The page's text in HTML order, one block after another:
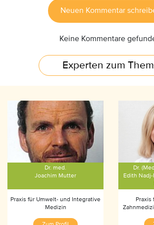
Neuen Kommentar
Keine Kommentare
Experten zum
Dr. med.
Joachim Mutter
Praxis für Umwelt- und Integrative
Medizin
Dr.
Edith Nadj-